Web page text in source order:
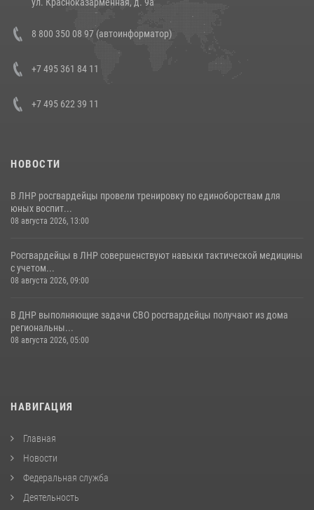
Состоялась рабочая встреча директора Росгвардии Героя России
генерала армии Виктора Золотова с заместителем полномочного
представителя Президента Российской Федерации в Северо-
Кавказском федеральном округе Виталием Кузнецовым
8 800 350 08 97 (автоинформатор)
+7 495 361 84 11
+7 495 622 39 11
НОВОСТИ
В ЛНР росгвардейцы провели тренировку по единоборствам для
юных воспит...
08 августа 2026, 13:00
Росгвардейцы в ЛНР совершенствуют навыки тактической медицины
с учетом...
08 августа 2026, 09:00
В ДНР выполняющие задачи СВО росгвардейцы получают из дома
региональны...
08 августа 2026, 05:00
НАВИГАЦИЯ
Главная
Новости
Федеральная служба
Деятельность